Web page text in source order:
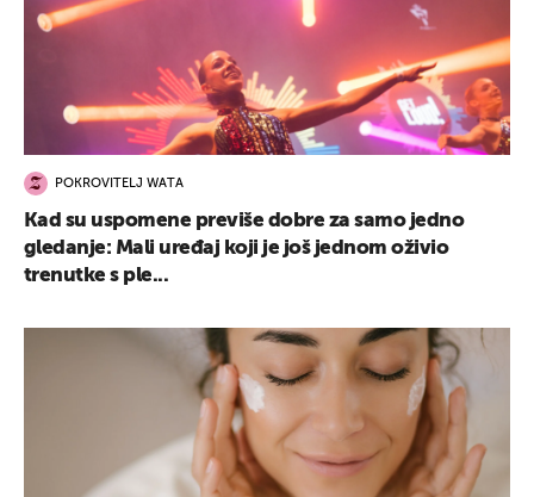
POKROVITELJ WATA
Kad su uspomene previše dobre za samo jedno
gledanje: Mali uređaj koji je još jednom oživio
trenutke s ple...